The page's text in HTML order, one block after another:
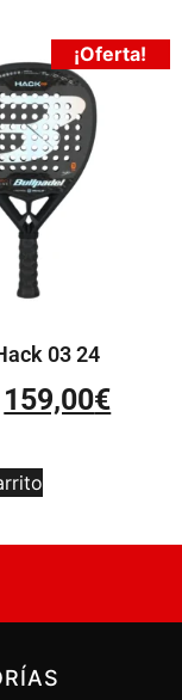
¡Oferta!
03 24
159,00€